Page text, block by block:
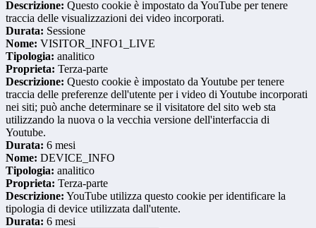
Descrizione: Questo cookie è impostato da YouTube per tenere
traccia delle visualizzazioni dei video incorporati.
Durata: Sessione
Nome: VISITOR_INFO1_LIVE
Tipologia: analitico
Proprieta: Terza-parte
Descrizione: Questo cookie è impostato da Youtube per tenere
traccia delle preferenze dell'utente per i video di Youtube incorporati
nei siti; può anche determinare se il visitatore del sito web sta
utilizzando la nuova o la vecchia versione dell'interfaccia di
Youtube.
Durata: 6 mesi
Nome: DEVICE_INFO
Tipologia: analitico
Proprieta: Terza-parte
Descrizione: YouTube utilizza questo cookie per identificare la
tipologia di device utilizzata dall'utente.
Durata: 6 mesi